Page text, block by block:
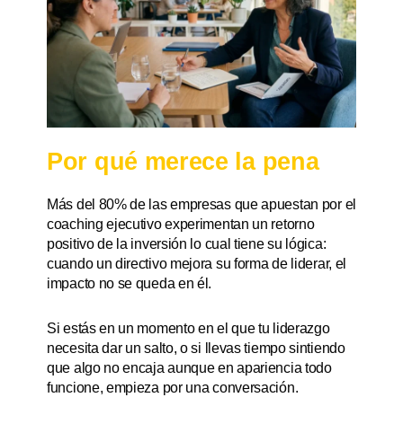
Por qué merece la pena
Más del 80% de las empresas que apuestan por el
coaching ejecutivo experimentan un retorno
positivo de la inversión lo cual tiene su lógica:
cuando un directivo mejora su forma de liderar, el
impacto no se queda en él.
Si estás en un momento en el que tu liderazgo
necesita dar un salto, o si llevas tiempo sintiendo
que algo no encaja aunque en apariencia todo
funcione, empieza por una conversación.